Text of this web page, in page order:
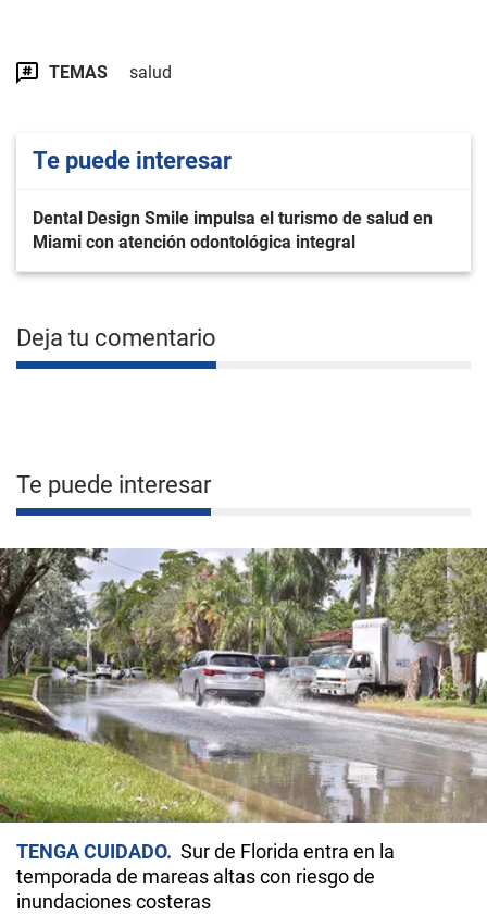
TEMAS salud
Te puede interesar
Dental Design Smile impulsa el turismo de salud en
Miami con atención odontológica integral
Deja tu comentario
Te puede interesar
TENGA CUIDADO
Sur de Florida entra en la
temporada de mareas altas con riesgo de
inundaciones costeras